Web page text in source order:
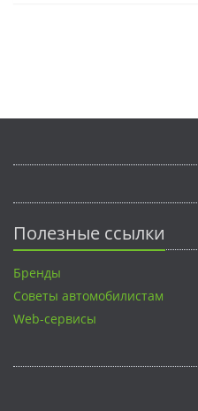
Полезные ссылки
Бренды
Советы автомобилистам
Web-сервисы